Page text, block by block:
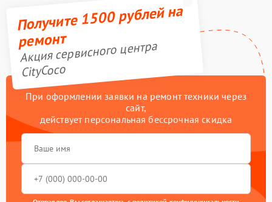
Получите 1500 рублей на
ремонт
Акция сервисного центра
CityCoco
При оформлении заявки на ремонт техники через
сайт,
действует персональная бессрочная скидка